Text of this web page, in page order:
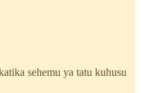
sehemu ya tatu kuhusu